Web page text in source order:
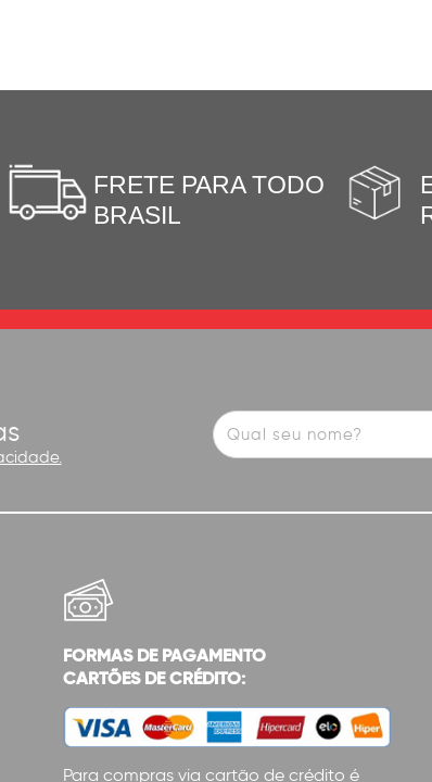
FRETE PARA TODO
BRASIL
FORMAS DE PAGAMENTO
CARTÕES DE CRÉDITO:
Para compras via cartão de crédito é